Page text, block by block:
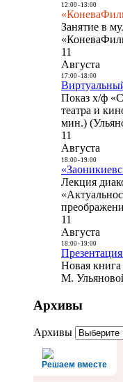
12:00- 13:00
Занятие в
11
Августа
17:00- 18:00
Показ х/ф
театра и
мин.)
11
Августа
18:00- 19:00
Лекция
11
Августа
18:00- 19:00
Новая
М.
Архивы
Архивы
Решаем вместе